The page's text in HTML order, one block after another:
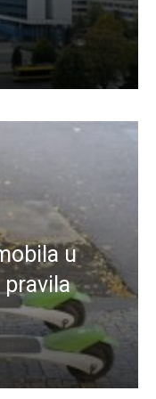
u
pravila